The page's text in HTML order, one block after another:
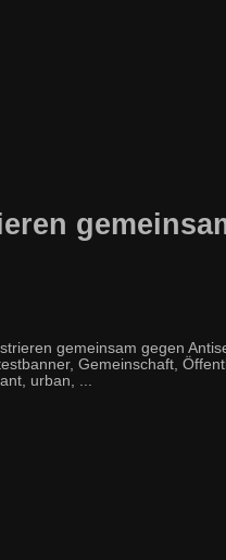
gemeinsam gegen
Gemeinschaft,
urban, ...